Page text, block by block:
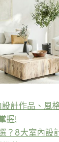
計作品、風
握!
？8大室內設